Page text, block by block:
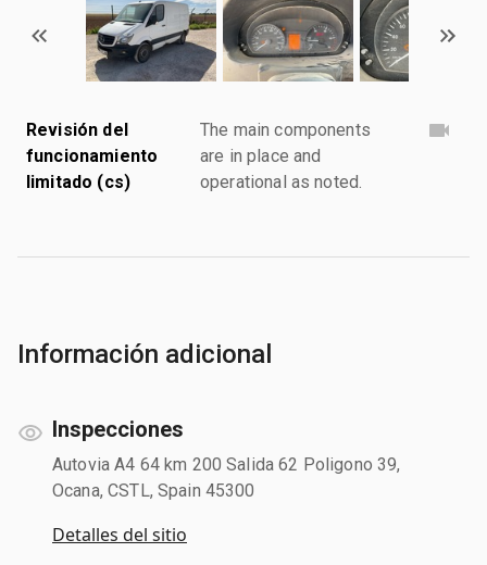
Revisión del
funcionamiento
limitado (cs)
The main components
are in place and
operational as noted.
Información adicional
Inspecciones
Autovia A4 64 km 200 Salida 62 Poligono 39,
Ocana, CSTL, Spain 45300
Detalles del sitio